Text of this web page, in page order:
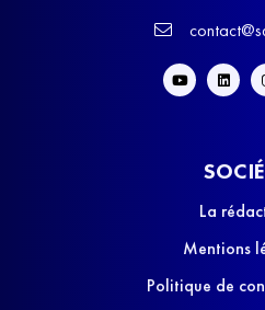
La
Mentions
Politique de